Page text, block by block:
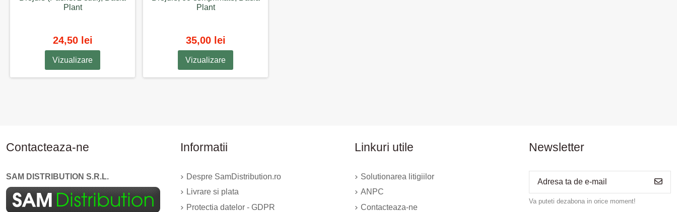
Plant
24,50 lei
Vizualizare
Plant
35,00 lei
Vizualizare
Contacteaza-ne
SAM DISTRIBUTION S.R.L.
Informatii
Despre SamDistribution.ro
Livrare si plata
Protectia datelor - GDPR
Linkuri utile
Solutionarea litigiilor
ANPC
Contacteaza-ne
Newsletter
Va puteti dezabona in orice moment!